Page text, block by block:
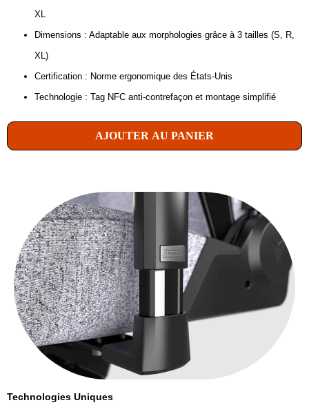
XL
Dimensions : Adaptable aux morphologies grâce à 3 tailles (S, R,
XL)
Certification : Norme ergonomique des États-Unis
Technologie : Tag NFC anti-contrefaçon et montage simplifié
AJOUTER AU PANIER
Technologies Uniques